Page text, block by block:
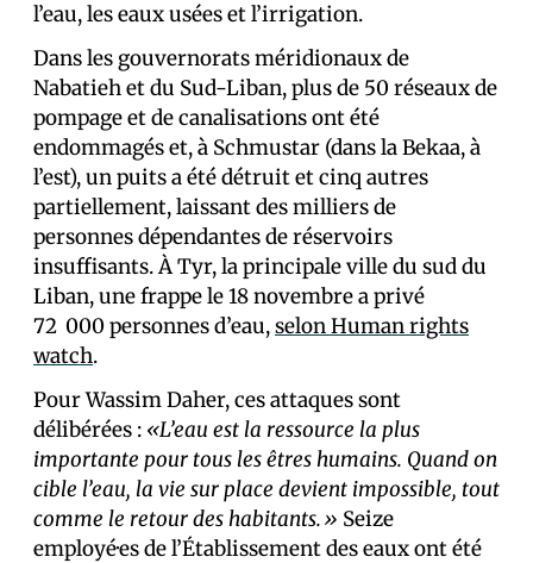
l’eau, les eaux usées et l’irrigation.
Dans les gouvernorats méridionaux de
Nabatieh et du Sud-Liban, plus de 50 réseaux de
pompage et de canalisations ont été
endommagés et, à Schmustar (dans la Bekaa, à
l’est), un puits a été détruit et cinq autres
partiellement, laissant des milliers de
personnes dépendantes de réservoirs
insuffisants. À Tyr, la principale ville du sud du
Liban, une frappe le 18 novembre a privé
72 000 personnes d’eau,selon Human rights
watch.
Pour Wassim Daher, ces attaques sont
délibérées : «L’eau est la ressource la plus
importante pour tous les êtres humains. Quand on
cible l’eau, la vie sur place devient impossible, tout
comme le retour des habitants.» Seize
employé·es de l’Établissement des eaux ont été